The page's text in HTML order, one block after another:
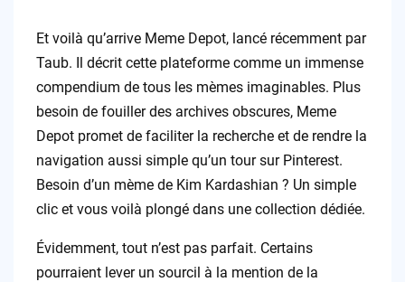
Et voilà qu’arrive Meme Depot, lancé récemment par
Taub. Il décrit cette plateforme comme un immense
compendium de tous les mèmes imaginables. Plus
besoin de fouiller des archives obscures, Meme
Depot promet de faciliter la recherche et de rendre la
navigation aussi simple qu’un tour sur Pinterest.
Besoin d’un mème de Kim Kardashian ? Un simple
clic et vous voilà plongé dans une collection dédiée.
Évidemment, tout n’est pas parfait. Certains
pourraient lever un sourcil à la mention de la